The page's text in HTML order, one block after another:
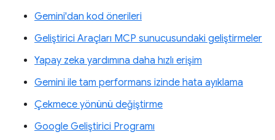
Gemini'dan kod önerileri
Geliştirici Araçları MCP sunucusundaki geliştirmeler
Yapay zeka yardımına daha hızlı erişim
Gemini ile tam performans izinde hata ayıklama
Çekmece yönünü değiştirme
Google Geliştirici Programı